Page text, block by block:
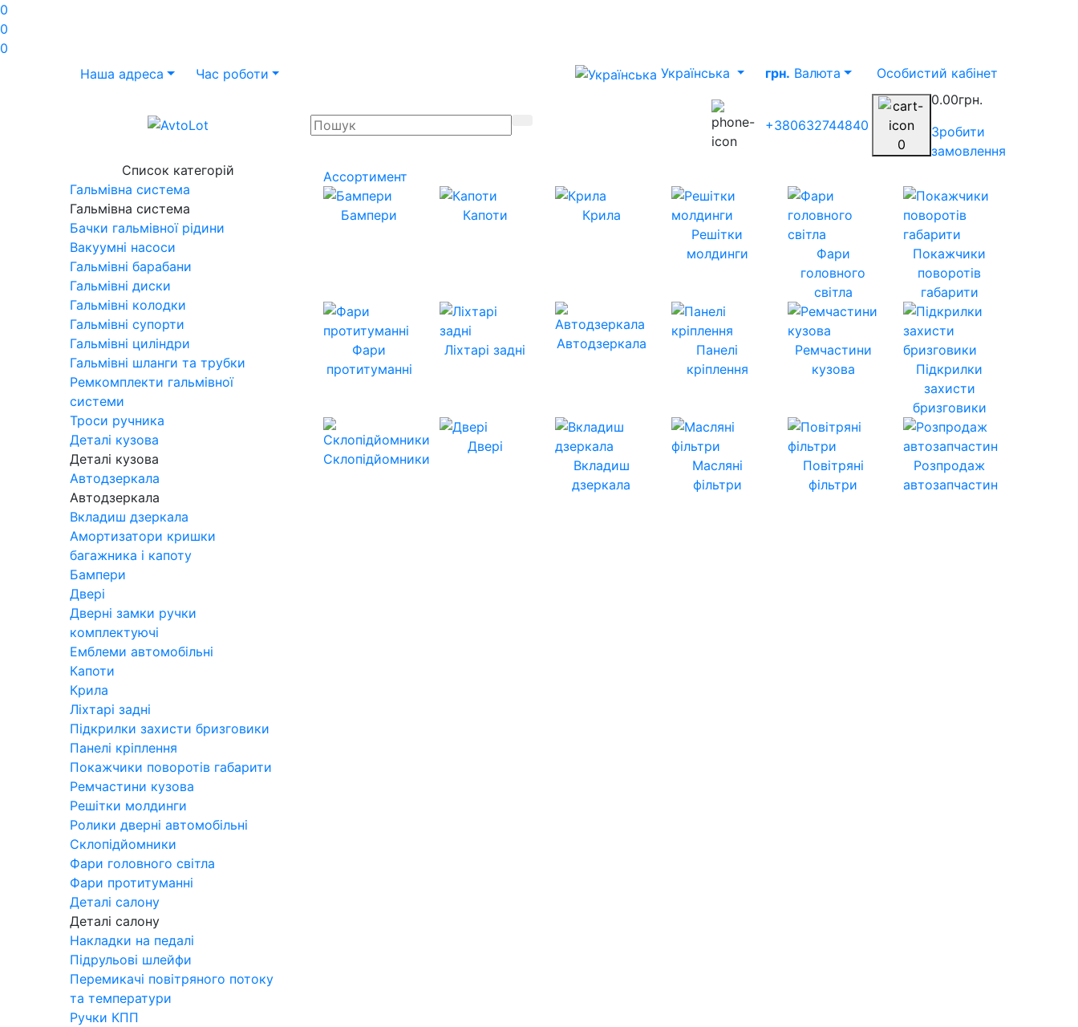
0
0
0
Наша адреса
Час роботи Українська грн. Валюта Особистий кабінет
+380632744840
0
0.00грн.
Зробити
замовлення
Список категорій
Гальмівна система
Гальмівна система
Бачки гальмівної рідини
Вакуумні насоси
Гальмівні барабани
Гальмівні диски
Гальмівні колодки
Гальмівні супорти
Гальмівні циліндри
Гальмівні шланги та трубки
Ремкомплекти гальмівної
системи
Троси ручника
Деталі кузова
Деталі кузова
Автодзеркала
Автодзеркала
Вкладиш дзеркала
Амортизатори кришки
багажника і капоту
Бампери
Двері
Дверні замки ручки
комплектуючі
Емблеми автомобільні
Капоти
Крила
Ліхтарі задні
Підкрилки захисти бризговики
Панелі кріплення
Покажчики поворотів габарити
Ремчастини кузова
Решітки молдинги
Ролики дверні автомобільні
Склопідйомники
Фари головного світла
Фари протитуманні
Деталі салону
Деталі салону
Накладки на педалі
Підрульові шлейфи
Перемикачі повітряного потоку
та температури
Ручки КПП
Ассортимент
Бампери Капоти
Крила
Решітки
молдинги
Фари
головного
світла
Покажчики
поворотів
габарити
Фари
протитуманні
Ліхтарі задні Автодзеркала
Панелі
кріплення
Ремчастини
кузова
Підкрилки
захисти
бризговики
Склопідйомники
Двері
Вкладиш
дзеркала
Масляні
фільтри
Повітряні
фільтри
Розпродаж
автозапчастин